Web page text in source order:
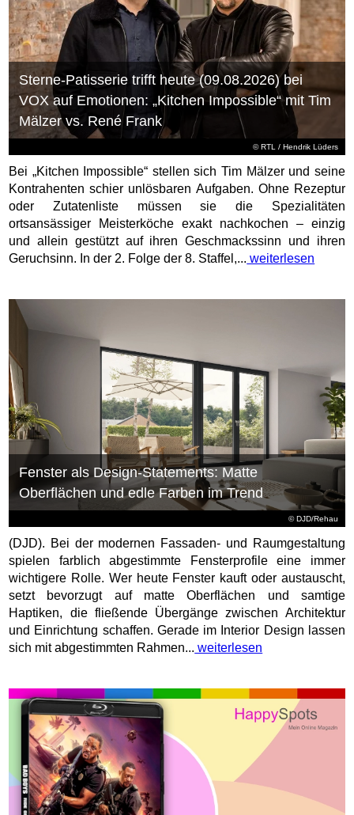
©RTL / Hendrik Lüders
Sterne-Patisserie trifft heute (09.08.2026) bei
VOX auf Emotionen: „Kitchen Impossible“ mit Tim
Mälzer vs. René Frank
Bei „Kitchen Impossible“ stellen sich Tim Mälzer und seine
Kontrahenten schier unlösbaren Aufgaben. Ohne Rezeptur
oder Zutatenliste müssen sie die Spezialitäten
ortsansässiger Meisterköche exakt nachkochen – einzig
und allein gestützt auf ihren Geschmackssinn und ihren
Geruchsinn. In der 2. Folge der 8. Staffel,... weiterlesen
© DJD/Rehau
Fenster als Design-Statements: Matte
Oberflächen und edle Farben im Trend
(DJD). Bei der modernen Fassaden- und Raumgestaltung
spielen farblich abgestimmte Fensterprofile eine immer
wichtigere Rolle. Wer heute Fenster kauft oder austauscht,
setzt bevorzugt auf matte Oberflächen und samtige
Haptiken, die fließende Übergänge zwischen Architektur
und Einrichtung schaffen. Gerade im Interior Design lassen
sich mit abgestimmten Rahmen... weiterlesen